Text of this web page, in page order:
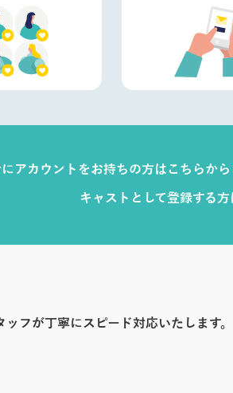
アカウントをお持ちの方はこちらから
キャストとして登録する方
フが丁寧にスピード対応いたします。